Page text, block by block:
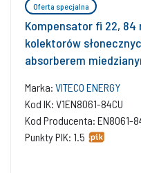
Oferta specjalna
Kompensator fi 22, 84
kolektorów
absorberem
Marka: VITECO ENERGY
Kod IK: V1EN8061-84CU
Kod Producenta: EN8061-
Punkty PIK: 1.5